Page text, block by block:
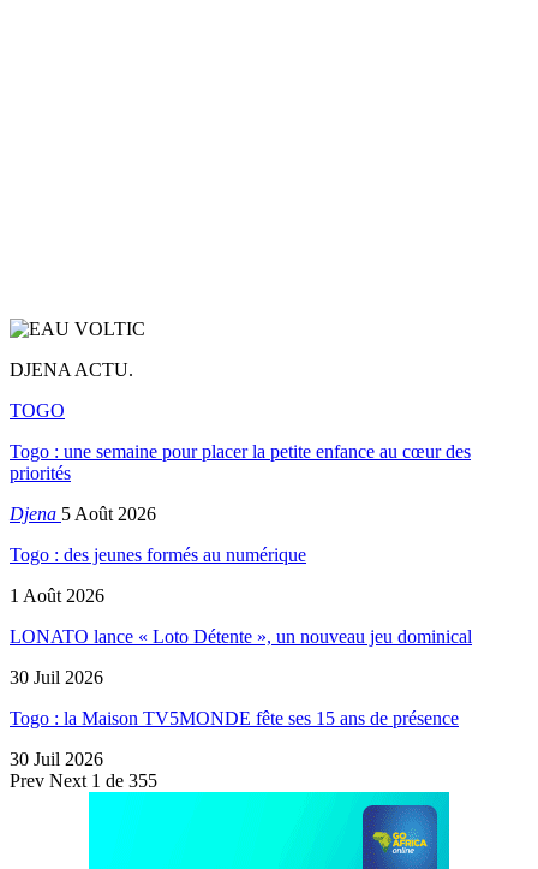
DJENA ACTU.
TOGO
Togo : une semaine pour placer la petite enfance au cœur des
priorités
Djena 5 Août 2026
Togo : des jeunes formés au numérique
1 Août 2026
LONATO lance « Loto Détente », un nouveau jeu dominical
30 Juil 2026
Togo : la Maison TV5MONDE fête ses 15 ans de présence
30 Juil 2026
Prev Next 1 de 355